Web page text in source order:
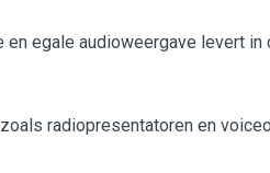
egale audioweergave levert
radiopresentatoren en